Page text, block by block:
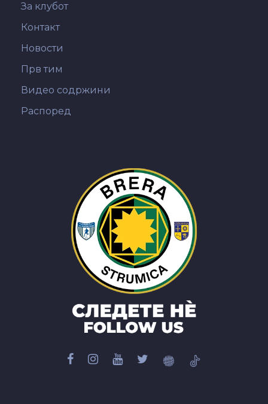
За клубот
Контакт
Новости
Прв тим
Видео содржини
Распоред